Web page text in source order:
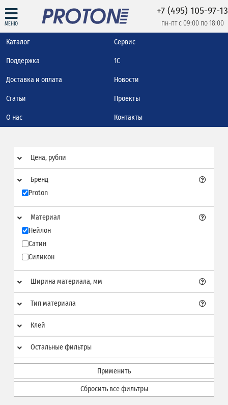
МЕНЮ
+7 (495) 105-97-13
пн-пт с 09:00 по 18:00
Каталог Сервис
Поддержка 1С
Доставка и оплата Новости
Статьи Проекты
О нас Контакты
Цена, рубли
Бренд
Proton
Материал
Нейлон
Сатин
Силикон
Ширина материала, мм
Тип материала
Клей
Остальные фильтры
Применить
Сбросить все фильтры